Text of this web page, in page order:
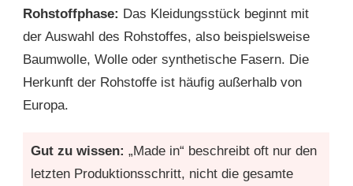
Rohstoffphase: Das Kleidungsstück beginnt mit
der Auswahl des Rohstoffes, also beispielsweise
Baumwolle, Wolle oder synthetische Fasern. Die
Herkunft der Rohstoffe ist häufig außerhalb von
Europa.
Gut zu wissen: „Made in“ beschreibt oft nur den
letzten Produktionsschritt, nicht die gesamte